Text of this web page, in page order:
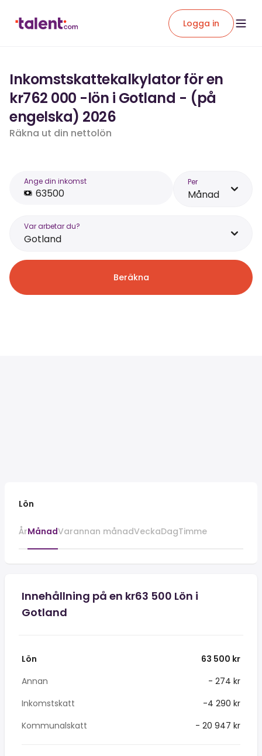
Logga in
Inkomstskattekalkylator för en
kr762 000 -lön i Gotland - (på
engelska) 2026
Räkna ut din nettolön
Ange din inkomst Per
Månad
Var arbetar du?
Gotland
Beräkna
Lön
ÅrMånadVarannan månadVeckaDagTimme
Innehållning på en kr63 500 Lön i
Gotland
Lön
63 500 kr
Annan
- 274 kr
Inkomstskatt
-4 290 kr
Kommunalskatt
- 20 947 kr